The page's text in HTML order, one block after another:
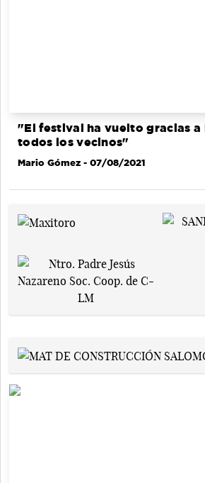
"El festival ha vuelto gracias a
todos los vecinos"
Mario Gómez - 07/08/2021